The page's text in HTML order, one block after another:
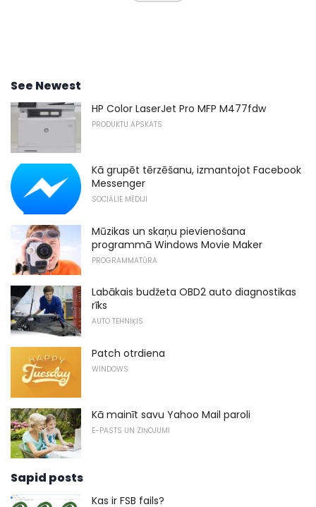
See Newest
HP Color LaserJet Pro MFP M477fdw
PRODUKTU APSKATS
Kā grupēt tērzēšanu, izmantojot Facebook
Messenger
SOCIĀLIE MĒDIJI
Mūzikas un skaņu pievienošana
programmā Windows Movie Maker
PROGRAMMATŪRA
Labākais budžeta OBD2 auto diagnostikas
rīks
AUTO TEHNIĶIS
Patch otrdiena
WINDOWS
Kā mainīt savu Yahoo Mail paroli
E-PASTS UN ZIŅOJUMI
Sapid posts
Kas ir FSB fails?